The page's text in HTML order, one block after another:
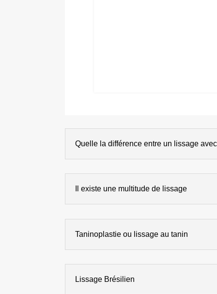
Quelle la différence entre un lissage
Il existe une multitude de lissage
Taninoplastie ou lissage au tanin
Lissage Brésilien